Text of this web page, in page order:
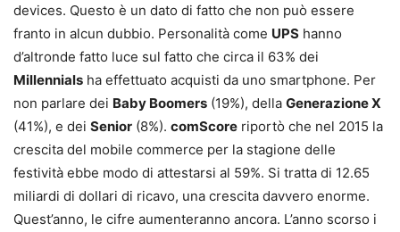
devices. Questo è un dato di fatto che non può essere
franto in alcun dubbio. Personalità come UPS hanno
d’altronde fatto luce sul fatto che circa il 63% dei
Millennials ha effettuato acquisti da uno smartphone. Per
non parlare dei Baby Boomers (19%), della Generazione X
(41%), e dei Senior (8%). comScore riportò che nel 2015 la
crescita del mobile commerce per la stagione delle
festività ebbe modo di attestarsi al 59%. Si tratta di 12.65
miliardi di dollari di ricavo, una crescita davvero enorme.
Quest’anno, le cifre aumenteranno ancora. L’anno scorso i